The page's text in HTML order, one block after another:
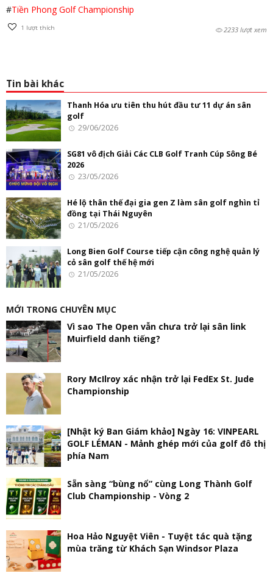
#Tiền Phong Golf Championship
1 lượt thích 2233 lượt xem
Tin bài khác
Thanh Hóa ưu tiên thu hút đầu tư 11 dự án sân
golf
29/06/2026
SG81 vô địch Giải Các CLB Golf Tranh Cúp Sông Bé
2026
23/05/2026
Hé lộ thân thế đại gia gen Z làm sân golf nghìn tỉ
đồng tại Thái Nguyên
21/05/2026
Long Bien Golf Course tiếp cận công nghệ quản lý
cỏ sân golf thế hệ mới
21/05/2026
MỚI TRONG CHUYÊN MỤC
Vì sao The Open vẫn chưa trở lại sân link
Muirfield danh tiếng?
Rory McIlroy xác nhận trở lại FedEx St. Jude
Championship
[Nhật ký Ban Giám khảo] Ngày 16: VINPEARL
GOLF LÉMAN - Mảnh ghép mới của golf đô thị
phía Nam
Sẵn sàng “bùng nổ” cùng Long Thành Golf
Club Championship - Vòng 2
Hoa Hảo Nguyệt Viên - Tuyệt tác quà tặng
mùa trăng từ Khách Sạn Windsor Plaza